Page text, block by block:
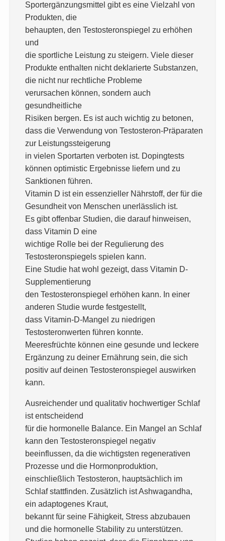
Sportergänzungsmittel gibt es eine Vielzahl von
Produkten, die
behaupten, den Testosteronspiegel zu erhöhen
und
die sportliche Leistung zu steigern. Viele dieser
Produkte enthalten nicht deklarierte Substanzen,
die nicht nur rechtliche Probleme
verursachen können, sondern auch
gesundheitliche
Risiken bergen. Es ist auch wichtig zu betonen,
dass die Verwendung von Testosteron-Präparaten
zur Leistungssteigerung
in vielen Sportarten verboten ist. Dopingtests
können optimistic Ergebnisse liefern und zu
Sanktionen führen.
Vitamin D ist ein essenzieller Nährstoff, der für die
Gesundheit von Menschen unerlässlich ist.
Es gibt offenbar Studien, die darauf hinweisen,
dass Vitamin D eine
wichtige Rolle bei der Regulierung des
Testosteronspiegels spielen kann.
Eine Studie hat wohl gezeigt, dass Vitamin D-
Supplementierung
den Testosteronspiegel erhöhen kann. In einer
anderen Studie wurde festgestellt,
dass Vitamin-D-Mangel zu niedrigen
Testosteronwerten führen konnte.
Meeresfrüchte können eine gesunde und leckere
Ergänzung zu deiner Ernährung sein, die sich
positiv auf deinen Testosteronspiegel auswirken
kann.
Ausreichender und qualitativ hochwertiger Schlaf
ist entscheidend
für die hormonelle Balance. Ein Mangel an Schlaf
kann den Testosteronspiegel negativ
beeinflussen, da die wichtigsten regenerativen
Prozesse und die Hormonproduktion,
einschließlich Testosteron, hauptsächlich im
Schlaf stattfinden. Zusätzlich ist Ashwagandha,
ein adaptogenes Kraut,
bekannt für seine Fähigkeit, Stress abzubauen
und die hormonelle Stability zu unterstützen.